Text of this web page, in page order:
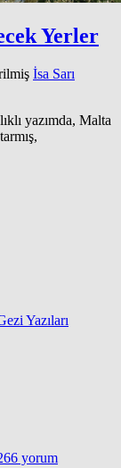
Yerler
İsa Sarı
yazımda, Malta
Yazıları
yorum